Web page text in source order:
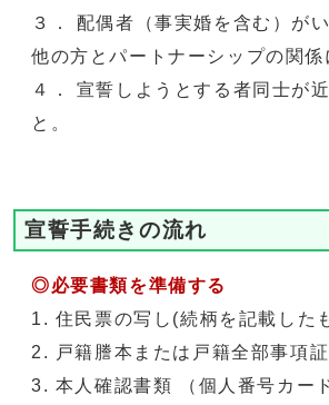
３． 配偶者（事実婚を含む）が
他の方とパートナーシップの関係
４． 宣誓しようとする者同士が
と。
宣誓手続きの流れ
◎必要書類を準備する
1. 住民票の写し(続柄を記載した
2. 戸籍謄本または戸籍全部事項
3. 本人確認書類 （個人番号カー